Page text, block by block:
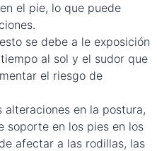
el pie, lo que puede
se debe a le exposición
al sol y el sudor que
el riesgo de
alteraciones en la postura,
soporte en los pies en los
afectar a las rodillas, las